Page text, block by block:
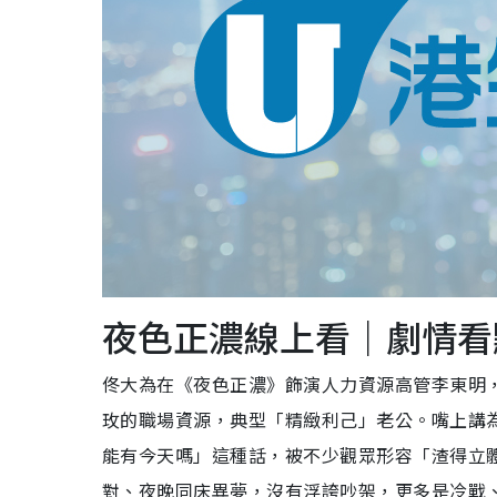
夜色正濃線上看｜劇情
佟大為在《夜色正濃》飾演人力資源高管李東
玫的職場資源，典型「精緻利己」老公。嘴上
能有今天嗎」這種話，被不少觀眾形容「渣得
對、夜晚同床異夢，沒有浮誇吵架，更多是冷